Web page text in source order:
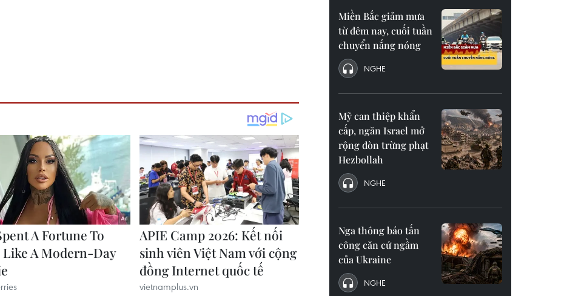
Miền Bắc giảm mưa
từ đêm nay, cuối tuần
chuyển nắng nóng
NGHE
Mỹ can thiệp khẩn
cấp, ngăn Israel mở
rộng đòn trừng phạt
Hezbollah
NGHE
Nga thông báo tấn
công căn cứ ngầm
của Ukraine
NGHE